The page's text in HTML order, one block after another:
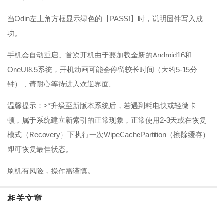
当Odin左上角方框显示绿色的【PASS!】时，说明固件写入成
功。
手机会自动重启。首次开机由于要加载全新的Android16和
OneUI8.5系统，开机动画可能会停留较长时间（大约5-15分
钟），请耐心等待进入欢迎界面。
温馨提示：>*升级至新版本系统后，若遇到耗电快或轻微卡
顿，属于系统建立新索引的正常现象，正常使用2-3天或在恢复
模式（Recovery）下执行一次WipeCachePartition（擦除缓存）
即可恢复最佳状态。
刷机有风险，操作需谨慎。
相关文章